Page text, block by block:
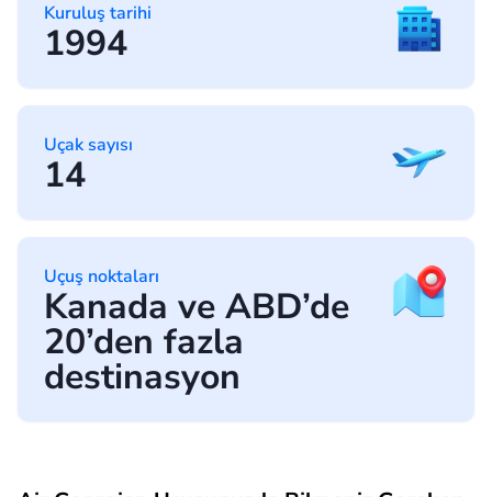
Kuruluş tarihi
1994
Uçak sayısı
14
Uçuş noktaları
Kanada ve ABD’de
20’den fazla
destinasyon